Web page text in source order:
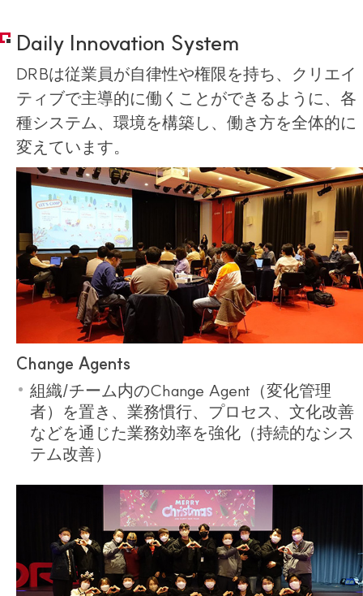
Daily Innovation System
DRBは従業員が自律性や権限を持ち、クリエイ
ティブで主導的に働くことができるように、各
種システム、環境を構築し、働き方を全体的に
変えています。
Change Agents
組織/チーム内のChange Agent（変化管理
者）を置き、業務慣行、プロセス、文化改善
などを通じた業務効率を強化（持続的なシス
テム改善）